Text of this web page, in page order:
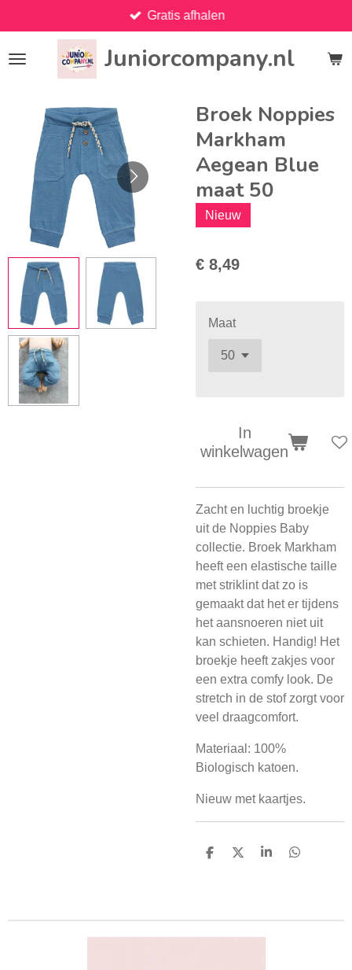
direct
naar
Juniorcompany.nl
Gratis afhalen
Broek Noppies
Markham
Aegean Blue
maat 50
Nieuw
€ 8,49
Maat
In
winkelwagen
Zacht en luchtig broekje
uit de Noppies Baby
collectie. Broek Markham
heeft een elastische taille
met striklint dat zo is
gemaakt dat het er tijdens
het aansnoeren niet uit
kan schieten. Handig! Het
broekje heeft zakjes voor
een extra comfy look. De
stretch in de stof zorgt voor
veel draagcomfort.
Materiaal: 100%
Biologisch katoen.
Nieuw met kaartjes.
D
D
S
D